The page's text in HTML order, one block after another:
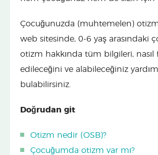
Çocuğunuzda (muhtemelen) otizm
web sitesinde, 0-6 yaş arasındaki
otizm hakkında tüm bilgileri, nasıl
edileceğini ve alabileceğiniz
bulabilirsiniz.
Doğrudan git
Otizm nedir (OSB)?
Çocuğumda otizm var mı?